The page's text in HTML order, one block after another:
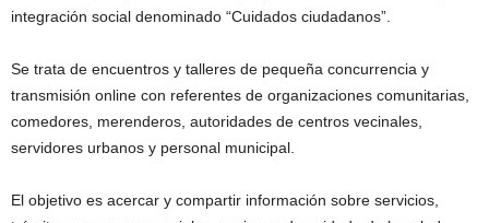
integración social denominado “Cuidados ciudadanos”.
Se trata de encuentros y talleres de pequeña concurrencia y
transmisión online con referentes de organizaciones comunitarias,
comedores, merenderos, autoridades de centros vecinales,
servidores urbanos y personal municipal.
El objetivo es acercar y compartir información sobre servicios,